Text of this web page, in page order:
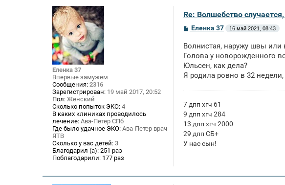
Еленка 37
Впервые замужем
Сообщения: 2316
Зарегистрирован: 19 май 2017, 20:52
Пол: Женский
Сколько попыток ЭКО: 4
В каких клиниках проводилось
лечение: Ава-Петер СПб
Где было удачное ЭКО: Ава-Петер врач
ЯТВ
Сколько у вас детей: 3
Благодарил (а): 251 раз
Поблагодарили: 177 раз
Re: Волшебство
С
б
щ
н
и
Еленка 37 16 май 2021, 08:43
Волнистая, наружу швы или
Голова у новорожденного
Юльсен, как дела?
Я родила ровно в 32
7 дпп хгч 61
9 дпп хгч 284
13 дпп хгч 2000
29 дпп СБ+
У нас сын!